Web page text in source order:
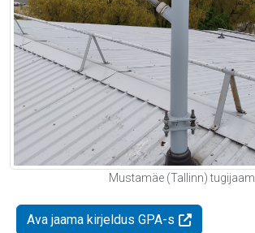
Mustamäe (Tallinn) tugijaam
Ava jaama kirjeldus GPA-s